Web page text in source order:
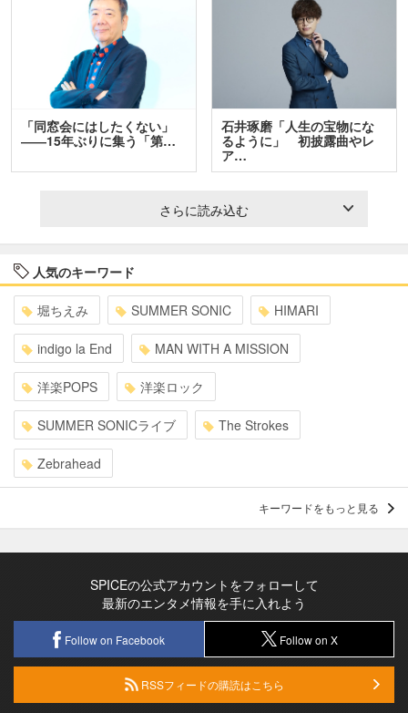
「同窓会にはしたくない」
――15年ぶりに集う「第…
石井琢磨「人生の宝物にな
るように」 初披露曲やレ
ア…
さらに読み込む
人気のキーワード
堀ちえみ SUMMER SONIC HIMARI
indigo la End MAN WITH A MISSION
洋楽POPS 洋楽ロック
SUMMER SONICライブ The Strokes
Zebrahead
キーワードをもっと見る
SPICEの公式アカウントをフォローして
最新のエンタメ情報を手に入れよう
Follow on Facebook Follow on X
RSSフィードの購読はこちら